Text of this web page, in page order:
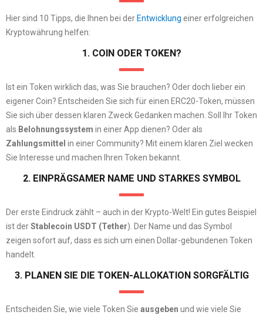
Hier sind 10 Tipps, die Ihnen bei der Entwicklung einer erfolgreichen
Kryptowährung helfen:
1. COIN ODER TOKEN?
Ist ein Token wirklich das, was Sie brauchen? Oder doch lieber ein
eigener Coin? Entscheiden Sie sich für einen ERC20-Token, müssen
Sie sich über dessen klaren Zweck Gedanken machen. Soll Ihr Token
als Belohnungssystem in einer App dienen? Oder als
Zahlungsmittel in einer Community? Mit einem klaren Ziel wecken
Sie Interesse und machen Ihren Token bekannt.
2. EINPRÄGSAMER NAME UND STARKES SYMBOL
Der erste Eindruck zählt – auch in der Krypto-Welt! Ein gutes Beispiel
ist derStablecoin USDT (Tether). Der Name und das Symbol
zeigen sofort auf, dass es sich um einen Dollar-gebundenen Token
handelt.
3. PLANEN SIE DIE TOKEN-ALLOKATION SORGFÄLTIG
Entscheiden Sie, wie viele Token Sie ausgeben und wie viele Sie